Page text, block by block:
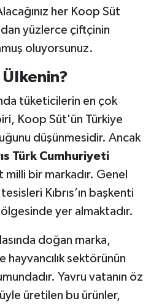
her Koop Süt
yüzlerce çiftçinin
oluyorsunuz.
Ülkenin?
tüketicilerin en çok
Koop Süt'ün Türkiye
düşünmesidir. Ancak
Türk Cumhuriyeti
bir markadır. Genel
Kıbrıs’ın başkenti
yer almaktadır.
doğan marka,
hayvancılık sektörünün
Yavru vatanın öz
üretilen bu ürünler,